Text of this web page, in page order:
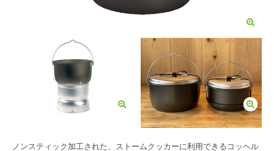
ノンスティック加工された、ストームクッカーに利用できるコッヘル